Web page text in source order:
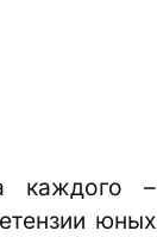
каждого –
юных